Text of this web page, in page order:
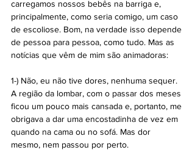
carregamos nossos bebês na barriga e,
principalmente, como seria comigo, um caso
de escoliose. Bom, na verdade isso depende
de pessoa para pessoa, como tudo. Mas as
notícias que vêm de mim são animadoras:
1-) Não, eu não tive dores, nenhuma sequer.
A região da lombar, com o passar dos meses
ficou um pouco mais cansada e, portanto, me
obrigava a dar uma encostadinha de vez em
quando na cama ou no sofá. Mas dor
mesmo, nem passou por perto.